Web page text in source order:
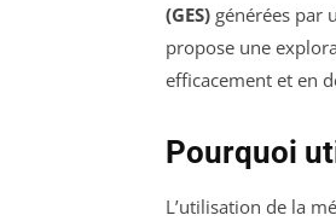
(GES) générées par
propose une
efficacement et en
Pourquoi
L’utilisation de la